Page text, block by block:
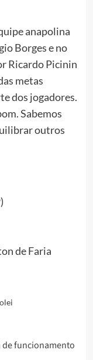
anapolina
Borges e no
Ricardo Picinin
metas
dos jogadores.
Sabemos
outros
de Faria
funcionamento